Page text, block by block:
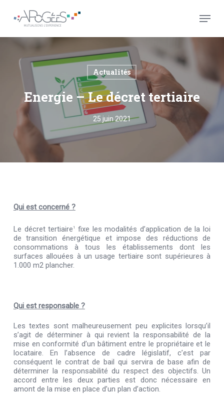
main
Menu
Actualités
Energie – Le décret tertiaire
25 juin 2021
Qui est concerné ?
Le décret tertiaire 1
fixe les modalités d’application de la loi
de transition énergétique et impose des réductions de
consommations à tous les établissements dont les
surfaces allouées à un usage tertiaire sont supérieures à
1.000 m2 plancher.
Qui est responsable ?
Les textes sont malheureusement peu explicites lorsqu’il
s’agit de déterminer à qui revient la responsabilité de la
mise en conformité d’un bâtiment entre le propriétaire et le
locataire. En l’absence de cadre législatif, c’est par
conséquent le contrat de bail qui servira de base afin de
déterminer la responsabilité du respect des objectifs. Un
accord entre les deux parties est donc nécessaire en
amont de la mise en place d’un plan d’action.
Menu